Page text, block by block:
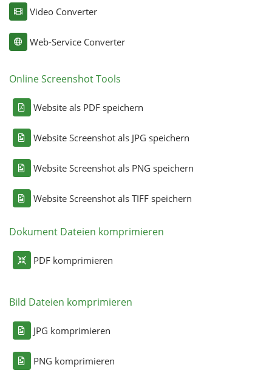
Video Converter
Web-Service Converter
Online Screenshot Tools
Website als PDF speichern
Website Screenshot als JPG speichern
Website Screenshot als PNG speichern
Website Screenshot als TIFF speichern
Dokument Dateien komprimieren
PDF komprimieren
Bild Dateien komprimieren
JPG komprimieren
PNG komprimieren